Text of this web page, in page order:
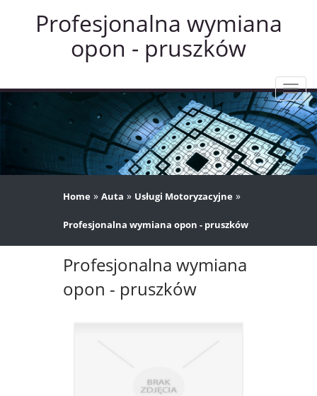
Profesjonalna wymiana
opon - pruszków
Home » Auta » Usługi Motoryzacyjne »
Profesjonalna wymiana opon - pruszków
Profesjonalna wymiana
opon - pruszków